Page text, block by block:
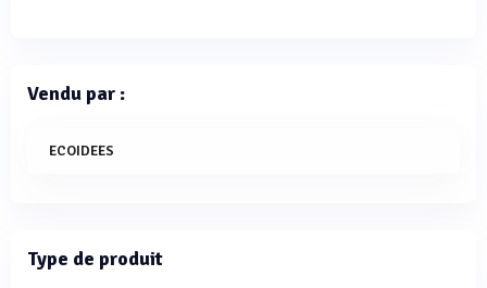
Vendu par :
ECOIDEES
Type de produit